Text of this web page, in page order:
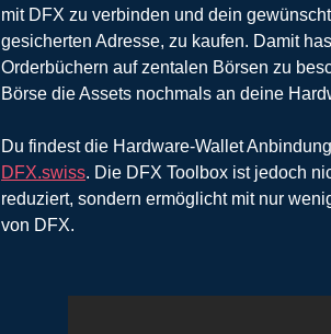
mit DFX zu verbinden und dein
gesicherten Adresse, zu kaufen. Damit
Orderbüchern auf zentalen Börsen zu
Börse die Assets nochmals an deine
Du findest die Hardware-Wallet
DFX.swiss. Die DFX Toolbox ist jedoch
reduziert, sondern ermöglicht mit nur
von DFX.